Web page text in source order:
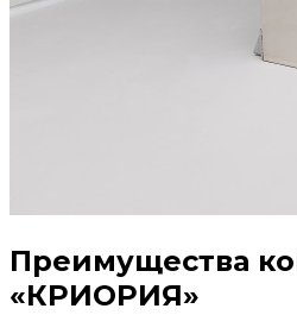
Преимущества
«КРИОРИЯ»